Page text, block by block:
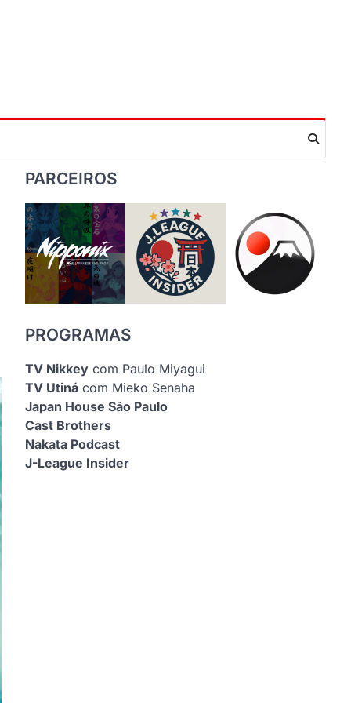
PARCEIROS
PROGRAMAS
TV Nikkey com Paulo Miyagui
TV Utiná com Mieko Senaha
Japan House São Paulo
Cast Brothers
Nakata Podcast
J-League Insider